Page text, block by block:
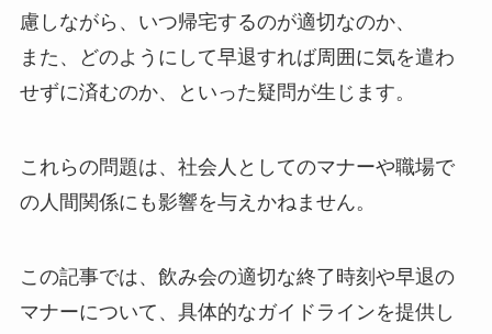
慮しながら、いつ帰宅するのが適切なのか、
また、どのようにして早退すれば周囲に気を遣わ
せずに済むのか、といった疑問が生じます。
これらの問題は、社会人としてのマナーや職場で
の人間関係にも影響を与えかねません。
この記事では、飲み会の適切な終了時刻や早退の
マナーについて、具体的なガイドラインを提供し